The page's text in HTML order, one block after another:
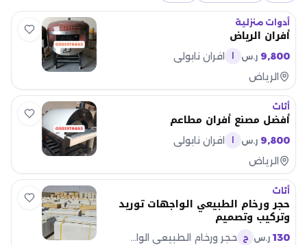
أدوات منزلية
أفران الرياض
9,800 ر.س
افران نابولي
الرياض
أثاث
أفضل مصنع أفران مطاعم
9,800 ر.س
افران نابولي
الرياض
أثاث
حجر ورخام الطبيعي الواجهات توريد
وتركيب وتصميم
130 ر.س ح
حجر ورخام الطبيعي الواجهات